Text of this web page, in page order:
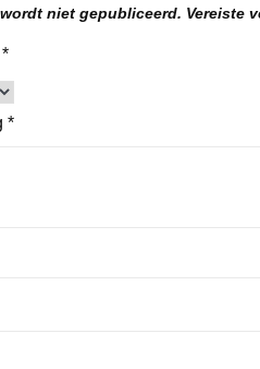
niet gepubliceerd. Vereiste
*
*